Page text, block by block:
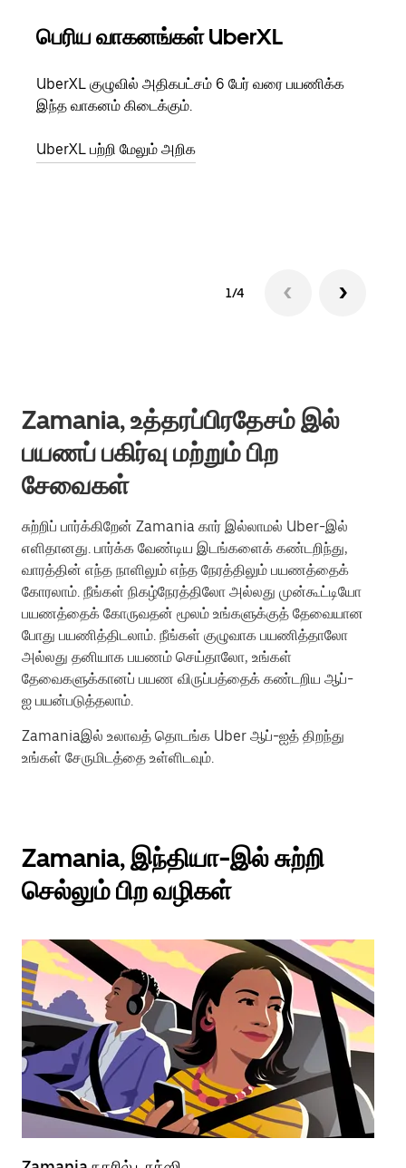
பெரிய வாகனங்கள் UberXL
UberXL குழுவில் அதிகபட்சம் 6 பேர் வரை பயணிக்க
இந்த வாகனம் கிடைக்கும்.
UberXL பற்றி மேலும் அறிக
1/4
Zamania, உத்தரப்பிரதேசம் இல்
பயணப் பகிர்வு மற்றும் பிற
சேவைகள்
சுற்றிப் பார்க்கிறேன் Zamania கார் இல்லாமல் Uber-இல்
எளிதானது. பார்க்க வேண்டிய இடங்களைக் கண்டறிந்து,
வாரத்தின் எந்த நாளிலும் எந்த நேரத்திலும் பயணத்தைக்
கோரலாம். நீங்கள் நிகழ்நேரத்திலோ அல்லது முன்கூட்டியோ
பயணத்தைக் கோருவதன் மூலம் உங்களுக்குத் தேவையான
போது பயணித்திடலாம். நீங்கள் குழுவாக பயணித்தாலோ
அல்லது தனியாக பயணம் செய்தாலோ, உங்கள்
தேவைகளுக்கானப் பயண விருப்பத்தைக் கண்டறிய ஆப்-
ஐ பயன்படுத்தலாம்.
Zamaniaஇல் உலாவத் தொடங்க Uber ஆப்-ஐத் திறந்து
உங்கள் சேருமிடத்தை உள்ளிடவும்.
Zamania, இந்தியா-இல் சுற்றி
செல்லும் பிற வழிகள்